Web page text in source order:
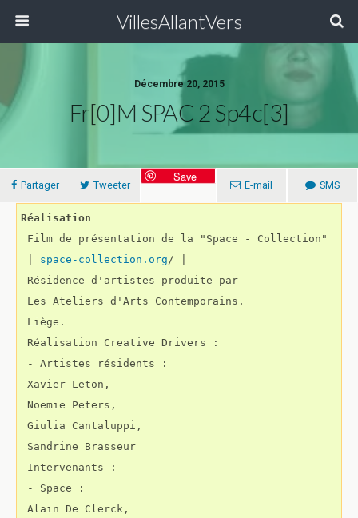
VillesAllantVers
Décembre 20, 2015
Fr[0]m SPAC 2 Sp4c[3]
Partager Tweeter
Save
E-mail SMS
Réalisation
Film de présentation de la "Space - Collection"
space-collection.org/ |
Résidence d'artistes produite par
Les Ateliers d'Arts Contemporains.
Liège.
Réalisation Creative Drivers :
- Artistes résidents :
Xavier Leton,
Noemie Peters,
Giulia Cantaluppi,
Sandrine Brasseur
Intervenants :
- Space :
Alain De Clerck,